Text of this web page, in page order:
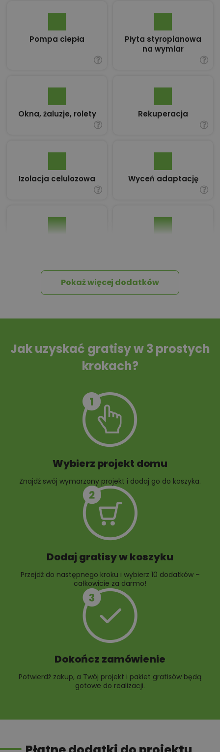
Pompa ciepła
Płyta styropianowa
na wymiar
Okna, żaluzje, rolety Rekuperacja
Izolacja celulozowa Wyceń adaptację
Tablica informacyjna
Przydomowa
10 projektów małej
10 projektów rabat
Pokaż więcej dodatków
Jak uzyskać gratisy w 3 prostych
krokach?
Wybierz projekt domu
Znajdź swój wymarzony projekt i dodaj go do koszyka.
Dodaj gratisy w koszyku
Przejdź do następnego kroku i wybierz 10 dodatków –
całkowicie za darmo!
Dokończ zamówienie
Potwierdź zakup, a Twój projekt i pakiet gratisów będą
gotowe do realizacji.